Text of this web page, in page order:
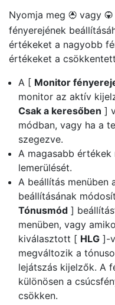
Nyomja meg 1 vagy 3
fényerejének
értékeket a nagyobb
értékeket a
A [ Monitor
monitor az aktív
Csak a keresőben ]
módban, vagy ha a
szegezve.
A magasabb
lemerülését.
A beállítás menüben
beállításának
Tónusmód ]
menüben, vagy
kiválasztott [ HLG ]-
megváltozik a
lejátszás kijelzők. A
különösen a
csökken.